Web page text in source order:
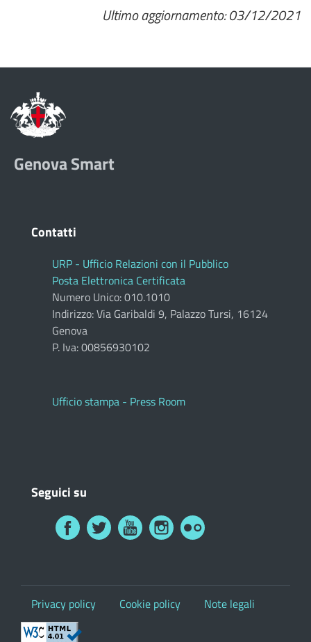
Ultimo aggiornamento: 03/12/2021
Genova Smart
Contatti
URP - Ufficio Relazioni con il Pubblico
Posta Elettronica Certificata
Numero Unico: 010.1010
Indirizzo: Via Garibaldi 9, Palazzo Tursi, 16124
Genova
P. Iva: 00856930102
Ufficio stampa - Press Room
Seguici su
Privacy policy Cookie policy Note legali